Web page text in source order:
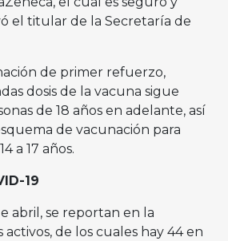
el titular de la Secretaría de
de primer refuerzo,
dosis de la vacuna sigue
de 18 años en adelante, así
de vacunación para
a 17 años.
19
abril, se reportan en la
activos, de los cuales hay 44 en